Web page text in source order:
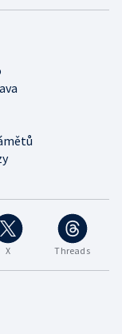
X Threads